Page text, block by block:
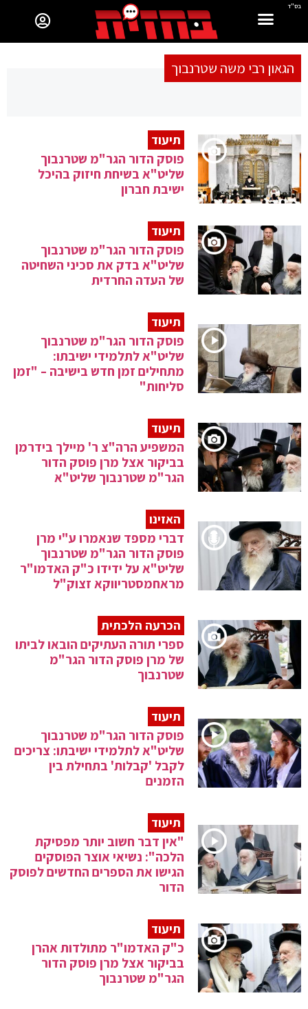
בס"ד
הגאון רבי משה שטרנבוך
תיעוד
פוסק הדור הגר"מ שטרנבוך
שליט"א בשיחת חיזוק בהיכל
ישיבת חברון
תיעוד
פוסק הדור הגר"מ שטרנבוך
שליט"א בדק את סכיני השחיטה
של העדה החרדית
תיעוד
פוסק הדור הגר"מ שטרנבוך
שליט"א לתלמידי ישיבתו:
מתחילים זמן חדש בישיבה – "זמן
סליחות"
תיעוד
המשפיע הרה"צ ר' מיילך בידרמן
בביקור אצל מרן פוסק הדור
הגר"מ שטרנבוך שליט"א
האזינו
דברי מספד שנאמרו ע"י מרן
פוסק הדור הגר"מ שטרנבוך
שליט"א על ידידו כ"ק האדמו"ר
מראחמסטריווקא זצוק"ל
הכרעה הלכתית
ספרי תורה העתיקים הובאו לביתו
של מרן פוסק הדור הגר"מ
שטרנבוך
תיעוד
פוסק הדור הגר"מ שטרנבוך
שליט"א לתלמידי ישיבתו: צריכים
לקבל 'קבלות' בתחילת בין
הזמנים
תיעוד
"אין דבר חשוב יותר מפסיקת
הלכה": נשיאי אוצר הפוסקים
הגישו את הספרים החדשים לפוסק
הדור
תיעוד
כ"ק האדמו"ר מתולדות אהרן
בביקור אצל מרן פוסק הדור
הגר"מ שטרנבוך